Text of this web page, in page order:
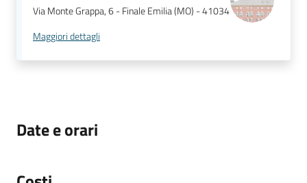
Via Monte Grappa, 6 - Finale Emilia (MO) - 41034
Maggiori dettagli
Date e orari